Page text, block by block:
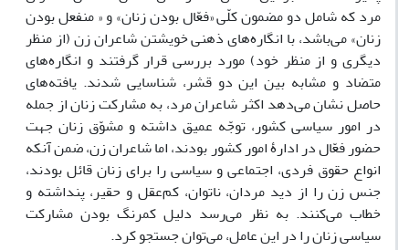
مرد که شامل دو مضمون کلّی «فعّال بودن زنان» و « منفعل بودن
زنان» می‌باشد، با انگاره‌های ذهنی خویشتن شاعران زن (از منظر
دیگری و از منظر خود) مورد بررسی قرار گرفتند و انگاره‌های
متضاد و مشابه بین این دو قشر، شناسایی شدند. یافته‌های
حاصل نشان می‌دهد اکثر شاعران مرد، به مشارکت زنان از جمله
در امور سیاسی کشور، توجّه عمیق داشته و مشوّق زنان جهت
حضور فعّال در ادارۀ امور کشور بودند، اما شاعران زن، ضمن آنکه
انواع حقوق فردی، اجتماعی و سیاسی را برای زنان قائل بودند،
جنس زن را از دید مردان، ناتوان، کم‌عقل و حقیر، پنداشته و
خطاب می‌کنند. به نظر می‌رسد دلیل کمرنگ بودن مشارکت
سیاسی زنان را در این عامل، می‌توان جستجو کرد.